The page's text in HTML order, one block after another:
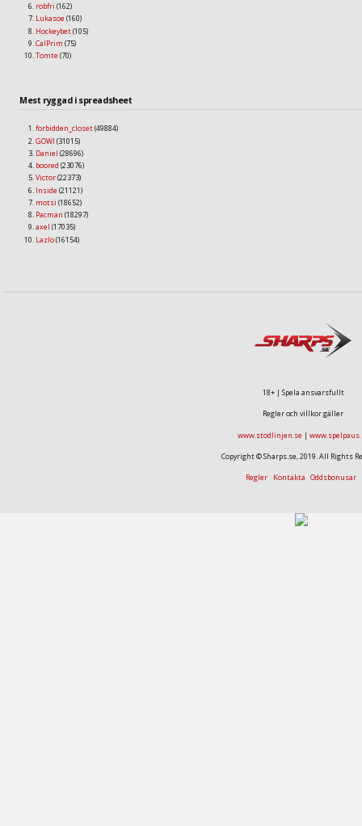
robfri (162)
Lukasoe (160)
Hockeybet(105)
CalPrim (75)
Tomte (70)
Mest ryggad i spreadsheet
forbidden_closet(49884)
GOWI (31015)
Daniel (28696)
boored (23076)
Victor(22373)
Inside (21121)
motsi (18652)
Pacman (18297)
axel (17035)
Lazlo(16154)
18+ | Spela ansvarsfullt
Regler och villkor gäller
www.stodlinjen.se |
Copyright © Sharps.se, 2019. All Rights
Regler Kontakta Oddsbonusar